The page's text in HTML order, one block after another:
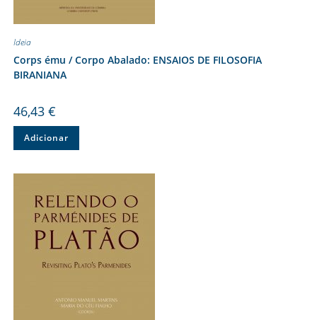
Ideia
Corps ému / Corpo Abalado: ENSAIOS DE FILOSOFIA
BIRANIANA
46,43 €
Adicionar